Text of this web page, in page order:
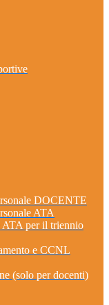
DOCENTE
ATA
ATA per il triennio
e CCNL
(solo per docenti)